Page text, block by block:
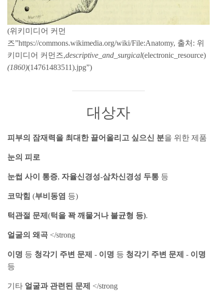
(위키미디어 커먼
즈”https://commons.wikimedia.org/wiki/File:Anatomy, 출처: 위
키미디어 커먼즈,descriptive_and_surgical(electronic_resource)
(1860)(14761483511).jpg”)
대상자
피부의 잠재력을 최대한 끌어올리고 싶으신 분을 위한 제품
눈의 피로
눈썹 사이 통증, 자율신경성-삼차신경성 두통 등
코막힘 (부비동염 등)
턱관절 문제 (턱을 꽉 깨물거나 불균형 등).
얼굴의 왜곡 </strong
이명 등 청각기 주변 문제 - 이명 등 청각기 주변 문제 - 이명
등
기타 얼굴과 관련된 문제 </strong